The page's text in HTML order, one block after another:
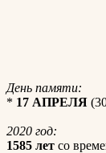
День памяти:
* 17 АПРЕЛЯ
2020 год:
1585 лет со